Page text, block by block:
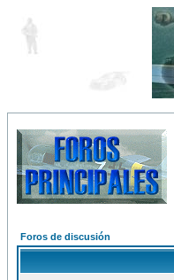
Foros de discusión